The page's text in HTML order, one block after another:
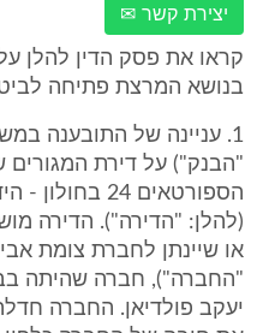
יצירת קשר ✉
קראו את פסק הדין להלן
בנושא המרצת פתיחה
1. עניינה של התובענה
"הבנק") על דירת
(להלן: "הדירה"). הדירה
או שיינתן לחברת צומת
"החברה"), חברה שהיתה
יעקב פולדיאן. החברה